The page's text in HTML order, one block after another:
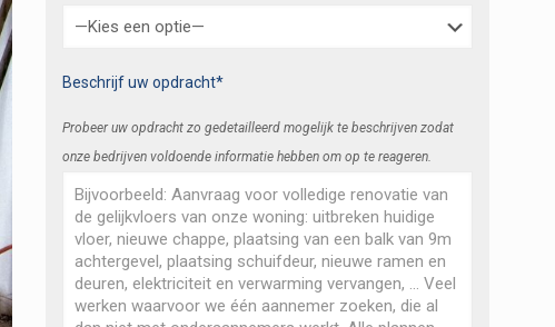
Beschrijf uw opdracht*
Probeer uw opdracht zo gedetailleerd mogelijk te beschrijven zodat
onze bedrijven voldoende informatie hebben om op te reageren.